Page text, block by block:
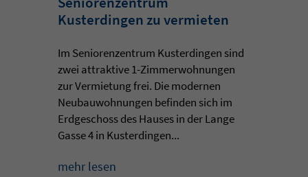
Kusterdingen zu vermieten
Im Seniorenzentrum Kusterdingen sind
zwei attraktive 1-Zimmerwohnungen
zur Vermietung frei. Die modernen
Neubauwohnungen befinden sich im
Erdgeschoss des Hauses in der Lange
Gasse 4 in Kusterdingen...
mehr lesen